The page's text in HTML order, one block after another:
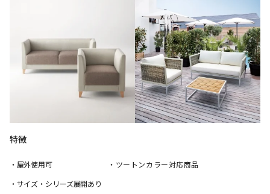
特徴
・屋外使用可
・サイズ・シリーズ展開あり
・ツートンカラー対応商品